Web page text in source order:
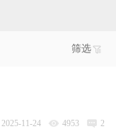
筛选
2025-11-24 4953 2